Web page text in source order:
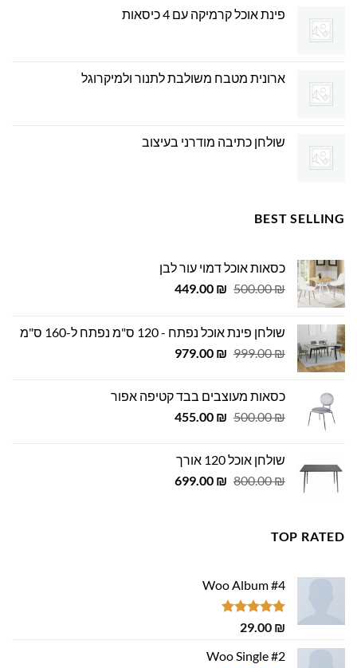
פינת אוכל קרמיקה עם 4 כיסאות
ארונית מטבח משולבת לתנור ולמיקרוגל
שולחן כתיבה מודרני בעיצוב
BEST SELLING
כסאות אוכל דמוי עור לבן
500.00₪
המחיר
500.00 ₪.
449.00 ₪
המחיר
449.00 ₪.שולחן פינת אוכל נפתח - 120 ס"מ נפתח ל-160 ס"מ
999.00₪
המחיר
999.00 ₪.
979.00 ₪
המחיר
979.00 ₪.
כסאות מעוצבים בבד קטיפה אפור
500.00₪
המחיר
500.00 ₪.
455.00 ₪
המחיר
שולחן אוכל 120 אורך
800.00₪
המחיר
699.00 ₪
המחיר
TOP RATED
Woo Album #4
דורג5.00
29.00 ₪
Woo Single #2